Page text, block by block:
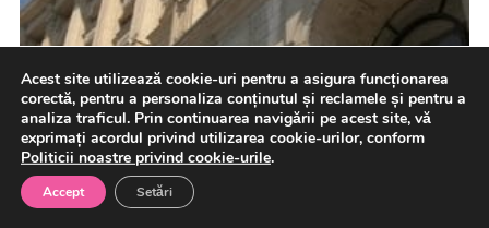
Acest site utilizează cookie-uri pentru a asigura funcționarea
corectă, pentru a personaliza conținutul și reclamele și pentru a
analiza traficul. Prin continuarea navigării pe acest site, vă
exprimați acordul privind utilizarea cookie-urilor, conform
Politicii noastre privind cookie-urile.
Accept Setări